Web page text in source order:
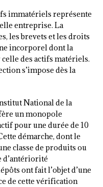
immatériels représente
entreprise. La
les brevets et les droits
incorporel dont la
des actifs matériels.
s’impose dès la
National de la
un monopole
pour une durée de 10
démarche, dont le
classe de produits ou
d’antériorité
ont fait l’objet d’une
de cette vérification